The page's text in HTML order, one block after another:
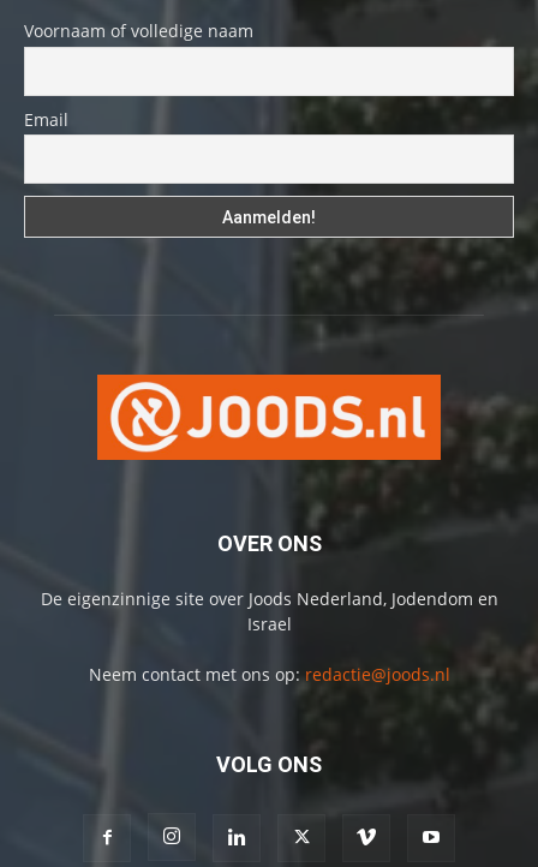
Voornaam of volledige naam
Email
OVER ONS
De eigenzinnige site over Joods Nederland, Jodendom en
Israel
Neem contact met ons op: redactie@joods.nl
VOLG ONS